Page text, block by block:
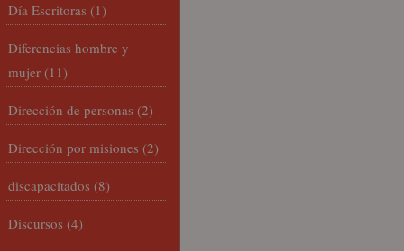
Día Escritoras (1)
Diferencias hombre y
mujer (11)
Dirección de personas (2)
Dirección por misiones (2)
discapacitados (8)
Discursos (4)